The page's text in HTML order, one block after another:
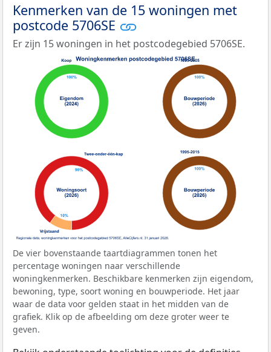
Kenmerken van de 15 woningen met
postcode 5706SE
Er zijn 15 woningen in het postcodegebied 5706SE.
De vier bovenstaande taartdiagrammen tonen het
percentage woningen naar verschillende
woningkenmerken. Beschikbare kenmerken zijn eigendom,
bewoning, type, soort woning en bouwperiode. Het jaar
waar de data voor gelden staat in het midden van de
grafiek. Klik op de afbeelding om deze groter weer te
geven.